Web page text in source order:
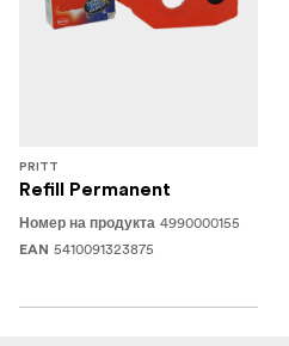
PRITT
Refill Permanent
Номер на продукта 4990000155
EAN 5410091323875